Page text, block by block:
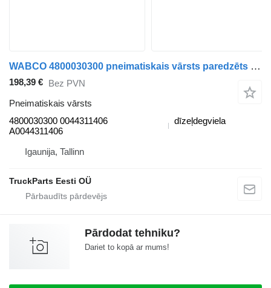
WABCO 4800030300 pneimatiskais vārsts paredzēts Mercedes-Benz Actros MP4 Antos Arocs (2012-) vilcēja
198,39 € Bez PVN
Pneimatiskais vārsts
4800030300 0044311406
A0044311406
dīzeļdegviela
Igaunija, Tallinn
TruckParts Eesti OÜ
Pārdodat tehniku?
Dariet to kopā ar mums!